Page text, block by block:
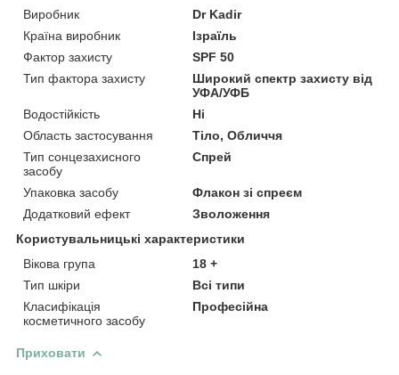
Виробник
Dr Kadir
Країна виробник
Ізраїль
Фактор захисту
SPF 50
Тип фактора захисту
Широкий спектр захисту від
УФА/УФБ
Водостійкість
Ні
Область застосування
Тіло, Обличчя
Тип сонцезахисного
засобу
Спрей
Упаковка засобу
Флакон зі спреєм
Додатковий ефект
Зволоження
Користувальницькі характеристики
Вікова група
18 +
Тип шкіри
Всі типи
Класифікація
косметичного засобу
Професійна
Приховати